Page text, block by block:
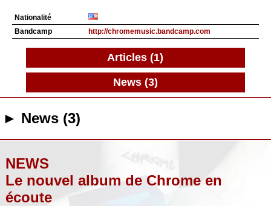
Nationalité
Bandcamp
http://chromemusic.bandcamp.com
Articles (1)
News (3)
► News (3)
NEWS
Le nouvel album de Chrome en
écoute